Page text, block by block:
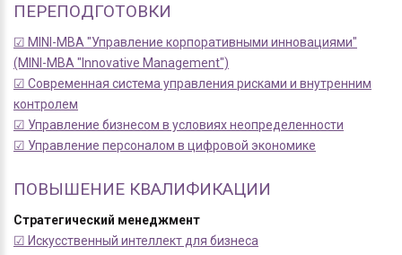
ПЕРЕПОДГОТОВКИ
☑ MINI-MBA "Управление корпоративными инновациями"
(MINI-MBA "Innovative Management")
☑ Современная система управления рисками и внутренним
контролем
☑ Управление бизнесом в условиях неопределенности
☑ Управление персоналом в цифровой экономике
ПОВЫШЕНИЕ КВАЛИФИКАЦИИ
Стратегический менеджмент
☑ Искусственный интеллект для бизнеса